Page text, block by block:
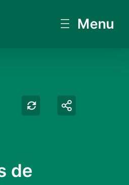
Menu
Retester
de